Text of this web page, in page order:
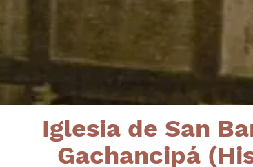
Iglesia de San
Gachancipá